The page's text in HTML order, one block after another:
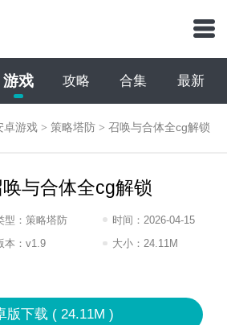
游戏 攻略 合集 最新
卓游戏 >策略塔防 >召唤与合体全cg解锁
与合体全cg解锁
型：策略塔防 时间： 2026-04-15
07:2026
本：v1.9 大小： 24.11M
版下载 ( 24.11M )